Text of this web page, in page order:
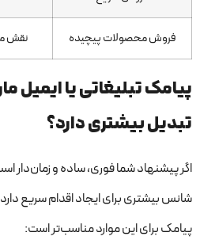
فروش محصولات پیچیده نقش
پیامک تبلیغاتی یا ایمیل
تبدیل بیشتری دارد؟
اگر پیشنهاد شما فوری، ساده و زمان‌دار
شانس بیشتری برای ایجاد اقدام سریع
پیامک برای این موارد مناسب‌تر است: